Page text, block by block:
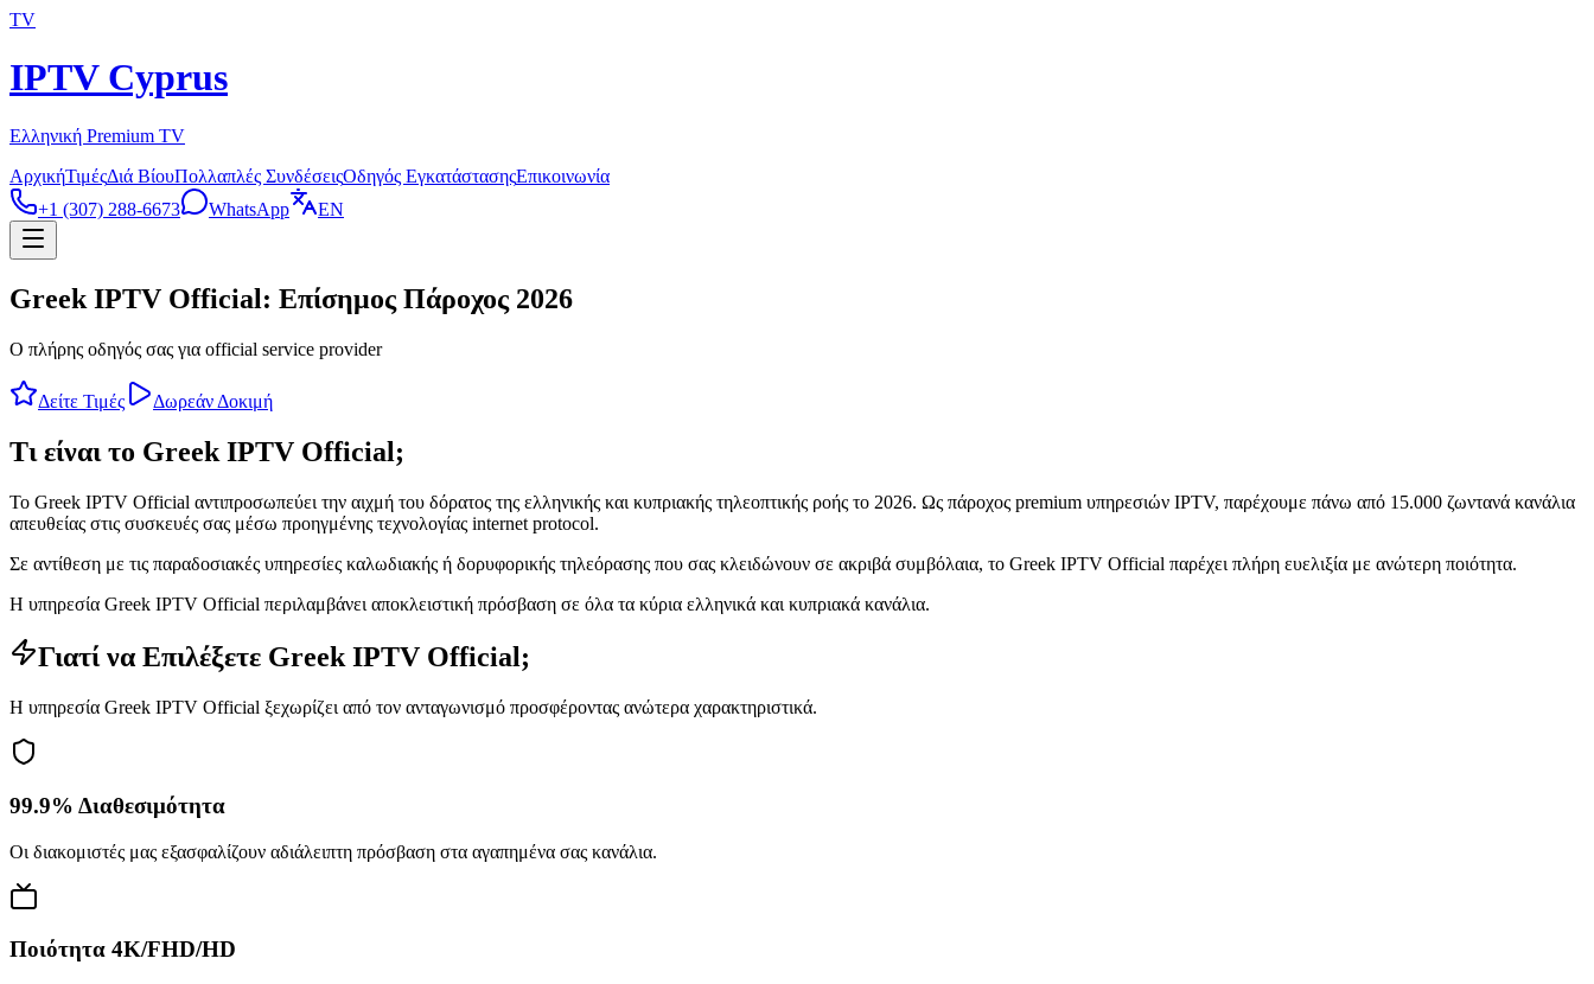
TV
IPTV Cyprus
Ελληνική Premium TV
ΑρχικήΤιμέςΔιά ΒίουΠολλαπλές ΣυνδέσειςΟδηγός ΕγκατάστασηςΕπικοινωνία
+1 (307) 288-6673
WhatsApp EN
Greek IPTV Official: Επίσημος Πάροχος 2026
Ο πλήρης οδηγός σας για official service provider
Δείτε Τιμές Δωρεάν Δοκιμή
Τι είναι το Greek IPTV Official;
Το Greek IPTV Official αντιπροσωπεύει την αιχμή του δόρατος της ελληνικής και κυπριακής τηλεοπτικής ροής το 2026. Ως πάροχος premium υπηρεσιών IPTV, παρέχουμε πάνω από 15.000 ζωντανά κανάλια
απευθείας στις συσκευές σας μέσω προηγμένης τεχνολογίας internet protocol.
Σε αντίθεση με τις παραδοσιακές υπηρεσίες καλωδιακής ή δορυφορικής τηλεόρασης που σας κλειδώνουν σε ακριβά συμβόλαια, το Greek IPTV Official παρέχει πλήρη ευελιξία με ανώτερη ποιότητα.
Η υπηρεσία Greek IPTV Official περιλαμβάνει αποκλειστική πρόσβαση σε όλα τα κύρια ελληνικά και κυπριακά κανάλια.
Γιατί να Επιλέξετε Greek IPTV Official;
Η υπηρεσία Greek IPTV Official ξεχωρίζει από τον ανταγωνισμό προσφέροντας ανώτερα χαρακτηριστικά.
99.9% Διαθεσιμότητα
Οι διακομιστές μας εξασφαλίζουν αδιάλειπτη πρόσβαση στα αγαπημένα σας κανάλια.
Ποιότητα 4K/FHD/HD